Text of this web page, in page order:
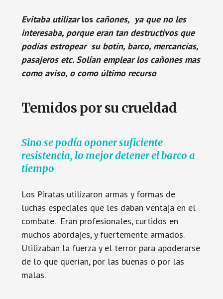
Evitaba utilizarloscañones, ya que no les
interesaba, porque eran tan destructivos que
podías estropear su botín, barco, mercancías,
pasajeros etc. Solían emplear los cañones mas
como aviso, o como último recurso
Temidos por su crueldad
Sino se podía oponer suficiente
resistencia, lo mejor detener el barco a
tiempo
Los Piratas utilizaron armas y formas de
luchas especiales que les daban ventaja en el
combate. Eran profesionales, curtidos en
muchos abordajes, y fuertemente armados.
Utilizaban la fuerza y el terror para apoderarse
de lo que querían, por las buenas o por las
malas.